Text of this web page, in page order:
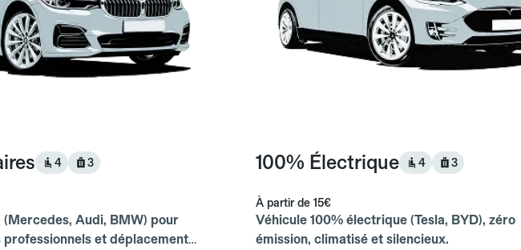
4 3
Audi, BMW) pour
et déplacements
100% Électrique 4 3
À partir de 15€
Véhicule 100% électrique (Tesla, BYD), zéro
émission, climatisé et silencieux.